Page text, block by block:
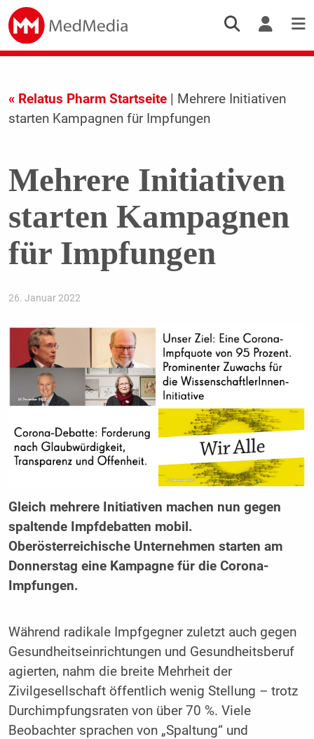
« Relatus Pharm Startseite| Mehrere Initiativen
starten Kampagnen für Impfungen
Mehrere Initiativen
starten Kampagnen
für Impfungen
26. Januar 2022
Gleich mehrere Initiativen machen nun gegen
spaltende Impfdebatten mobil.
Oberösterreichische Unternehmen starten am
Donnerstag eine Kampagne für die Corona-
Impfungen.
Während radikale Impfgegner zuletzt auch gegen
Gesundheitseinrichtungen und Gesundheitsberuf
agierten, nahm die breite Mehrheit der
Zivilgesellschaft öffentlich wenig Stellung – trotz
Durchimpfungsraten von über 70 %. Viele
Beobachter sprachen von „Spaltung“ und